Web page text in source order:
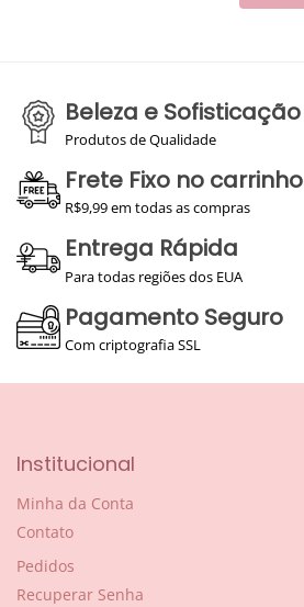
Beleza e Sofisticação
Produtos de Qualidade
Frete Fixo no carrinho
R$9,99 em todas as compras
Entrega Rápida
Para todas regiões dos EUA
Pagamento Seguro
Com criptografia SSL
Institucional
Minha da Conta
Contato
Pedidos
Recuperar Senha